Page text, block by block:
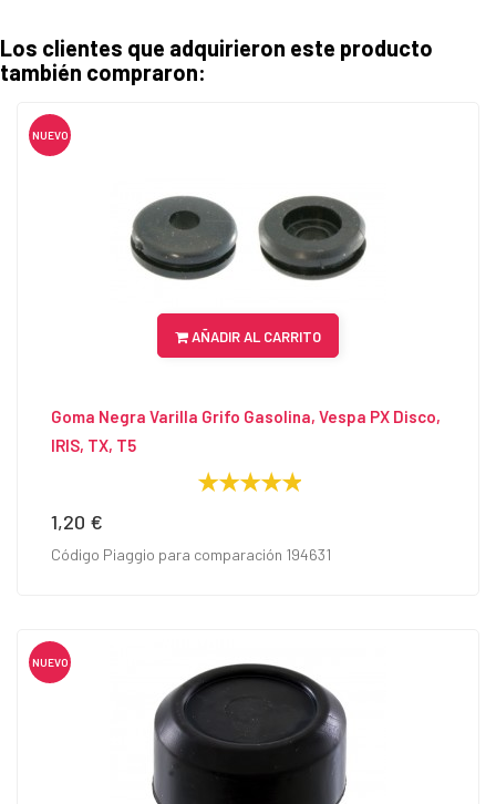
Los clientes que adquirieron este producto
también compraron:
NUEVO
AÑADIR AL CARRITO
Goma Negra Varilla Grifo Gasolina, Vespa PX Disco,
IRIS, TX, T5
Precio
1,20 €
Código Piaggio para comparación 194631
NUEVO